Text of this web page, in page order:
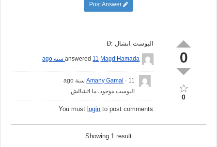
0
0
البوست اتشال :D
Magd Hamada 11 سنة ago
Amany Gamal
11 سنة ago
البوست موجود، ما اتشالش.
You must login to post comments
Showing 1 result